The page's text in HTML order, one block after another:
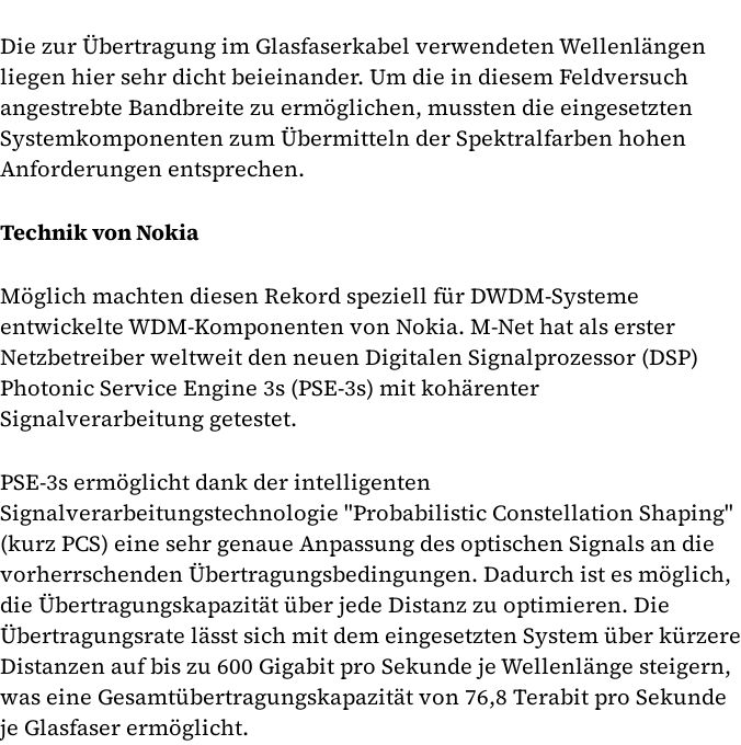
Die zur Übertragung im Glasfaserkabel verwendeten Wellenlängen
liegen hier sehr dicht beieinander. Um die in diesem Feldversuch
angestrebte Bandbreite zu ermöglichen, mussten die eingesetzten
Systemkomponenten zum Übermitteln der Spektralfarben hohen
Anforderungen entsprechen.
Technik von Nokia
Möglich machten diesen Rekord speziell für DWDM-Systeme
entwickelte WDM-Komponenten von Nokia. M-Net hat als erster
Netzbetreiber weltweit den neuen Digitalen Signalprozessor (DSP)
Photonic Service Engine 3s (PSE-3s) mit kohärenter
Signalverarbeitung getestet.
PSE-3s ermöglicht dank der intelligenten
Signalverarbeitungstechnologie "Probabilistic Constellation Shaping"
(kurz PCS) eine sehr genaue Anpassung des optischen Signals an die
vorherrschenden Übertragungsbedingungen. Dadurch ist es möglich,
die Übertragungskapazität über jede Distanz zu optimieren. Die
Übertragungsrate lässt sich mit dem eingesetzten System über kürzere
Distanzen auf bis zu 600 Gigabit pro Sekunde je Wellenlänge steigern,
was eine Gesamtübertragungskapazität von 76,8 Terabit pro Sekunde
je Glasfaser ermöglicht.